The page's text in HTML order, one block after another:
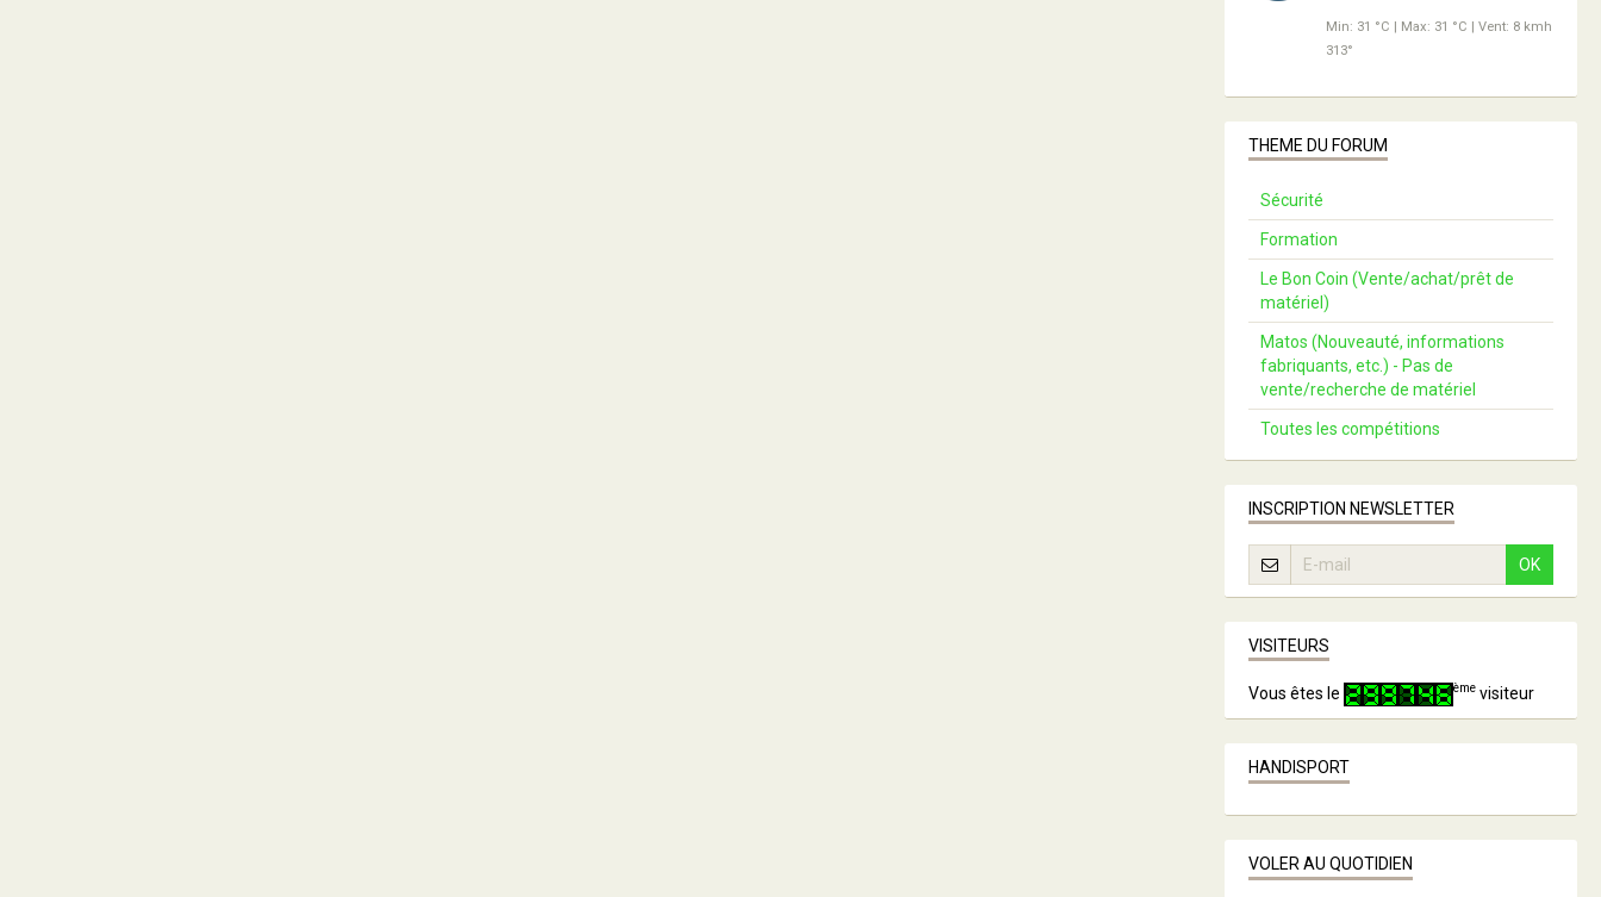
Min: 31 °C | Max: 31 °C | Vent: 8 kmh
313°
THEME DU FORUM
Sécurité
Formation
Le Bon Coin (Vente/achat/prêt de
matériel)
Matos (Nouveauté, informations
fabriquants, etc.) - Pas de
vente/recherche de matériel
Toutes les compétitions
INSCRIPTION NEWSLETTER
OK
VISITEURS
Vous êtes le ème visiteur
HANDISPORT
VOLER AU QUOTIDIEN